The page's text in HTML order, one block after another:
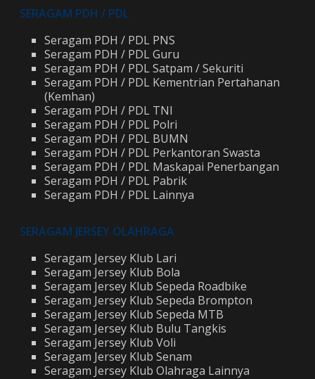
SERAGAM PDH / PDL
Seragam PDH / PDL PNS
Seragam PDH / PDL Guru
Seragam PDH / PDL Satpam / Sekuriti
Seragam PDH / PDL Kementrian Pertahanan
(Kemhan)
Seragam PDH / PDL TNI
Seragam PDH / PDL Polri
Seragam PDH / PDL BUMN
Seragam PDH / PDL Perkantoran Swasta
Seragam PDH / PDL Maskapai Penerbangan
Seragam PDH / PDL Pabrik
Seragam PDH / PDL Lainnya
SERAGAM JERSEY OLAHRAGA
Seragam Jersey Klub Lari
Seragam Jersey Klub Bola
Seragam Jersey Klub Sepeda Roadbike
Seragam Jersey Klub Sepeda Brompton
Seragam Jersey Klub Sepeda MTB
Seragam Jersey Klub Bulu Tangkis
Seragam Jersey Klub Voli
Seragam Jersey Klub Senam
Seragam Jersey Klub Olahraga Lainnya